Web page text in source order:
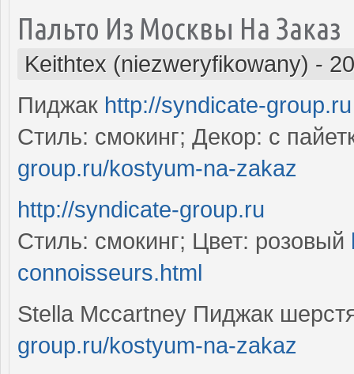
Пальто Из Москвы На Заказ
Keithtex (niezweryfikowany) -
Пиджак http://syndicate-group.ru
Стиль: смокинг; Декор: с
group.ru/kostyum-na-zakaz
http://syndicate-group.ru
Стиль: смокинг; Цвет: розовый
connoisseurs.html
Stella Mccartney Пиджак
group.ru/kostyum-na-zakaz